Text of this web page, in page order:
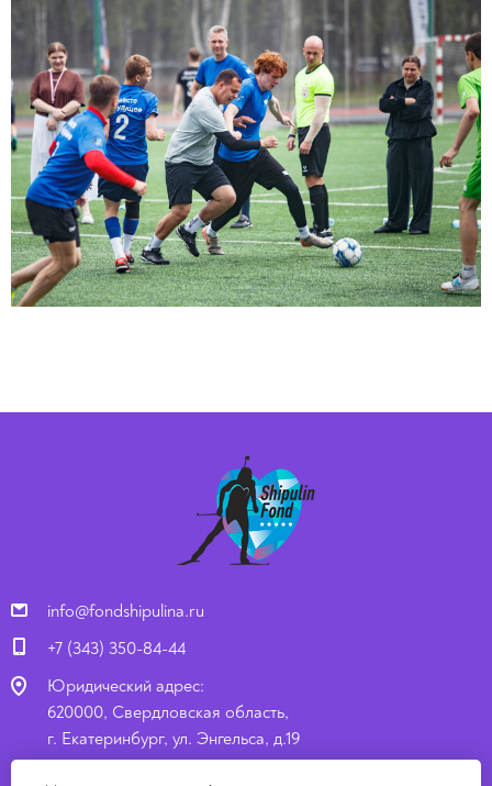
info@fondshipulina.ru
+7 (343) 350-84-44
Юридический адрес:
620000, Свердловская область,
г. Екатеринбург, ул. Энгельса, д.19